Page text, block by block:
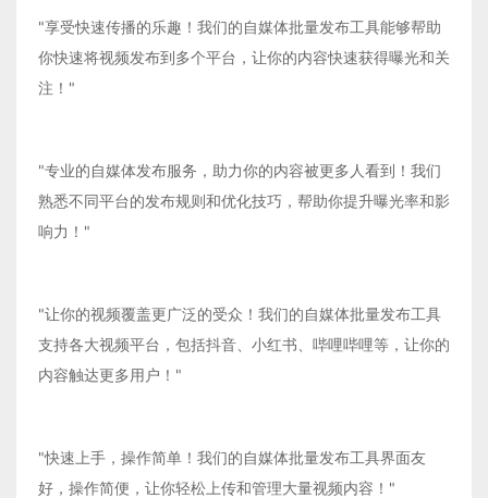
"享受快速传播的乐趣！我们的自媒体批量发布工具能够帮助
你快速将视频发布到多个平台，让你的内容快速获得曝光和关
注！"
"专业的自媒体发布服务，助力你的内容被更多人看到！我们
熟悉不同平台的发布规则和优化技巧，帮助你提升曝光率和影
响力！"
"让你的视频覆盖更广泛的受众！我们的自媒体批量发布工具
支持各大视频平台，包括抖音、小红书、哔哩哔哩等，让你的
内容触达更多用户！"
"快速上手，操作简单！我们的自媒体批量发布工具界面友
好，操作简便，让你轻松上传和管理大量视频内容！"